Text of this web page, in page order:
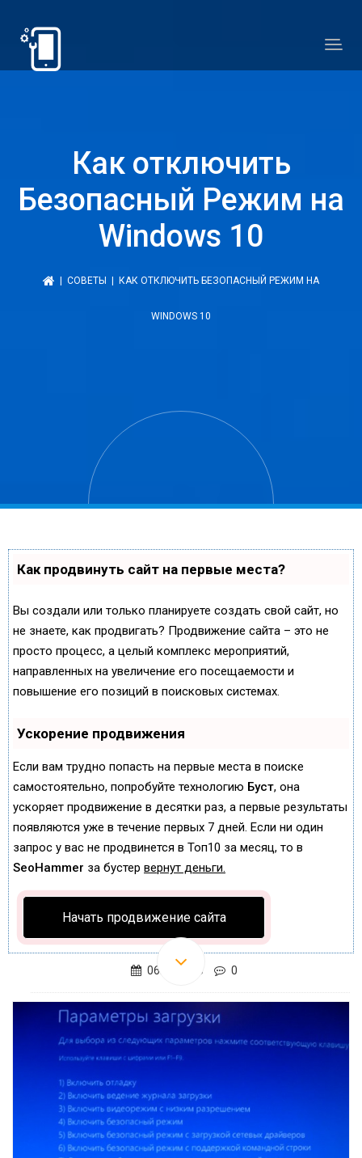
Как отключить
Безопасный Режим на
Windows 10
СОВЕТЫ | КАК ОТКЛЮЧИТЬ БЕЗОПАСНЫЙ РЕЖИМ НА
WINDOWS 10
Как продвинуть сайт на первые места?
Вы создали или только планируете создать свой сайт, но
не знаете, как продвигать? Продвижение сайта – это не
просто процесс, а целый комплекс мероприятий,
направленных на увеличение его посещаемости и
повышение его позиций в поисковых системах.
Ускорение продвижения
Если вам трудно попасть на первые места в поиске
самостоятельно, попробуйте технологию Буст, она
ускоряет продвижение в десятки раз, а первые результаты
появляются уже в течение первых 7 дней. Если ни один
запрос у вас не продвинется в Топ10 за месяц, то в
SeoHammer за бустер вернут деньги.
Начать продвижение сайта
06.09.2016 0